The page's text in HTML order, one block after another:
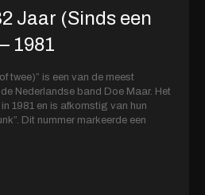
Jaar (Sinds een
1981
twee)” is een van de meest
Nederlandse band Doe Maar. Het
1981 en is afkomstig van hun
Dit nummer markeerde een